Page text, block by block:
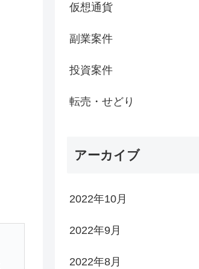
仮想通貨
副業案件
投資案件
転売・せどり
アーカイブ
2022年10月
2022年9月
2022年8月